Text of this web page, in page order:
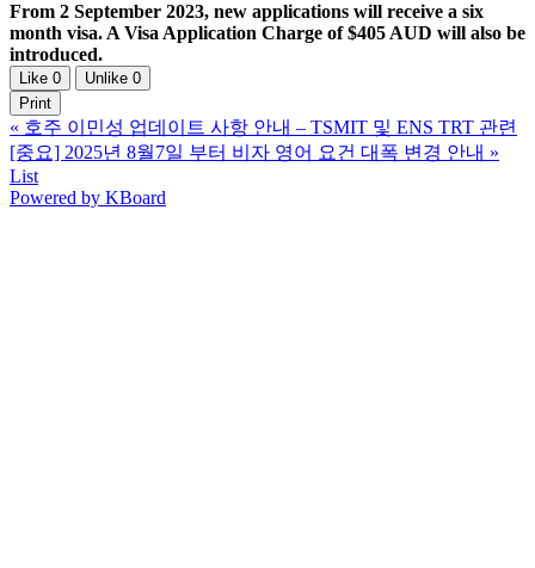
From 2 September 2023, new applications will receive a six
month visa. A Visa Application Charge of $405 AUD will also be
introduced.
Like 0 Unlike 0
Print
« 호주 이민성 업데이트 사항 안내 – TSMIT 및 ENS TRT 관련
[중요] 2025년 8월7일 부터 비자 영어 요건 대폭 변경 안내 »
List
Powered by KBoard